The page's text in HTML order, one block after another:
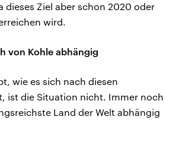
dieses Ziel aber schon 2020 oder
wird.
von Kohle abhängig
wie es sich nach diesen
ist die Situation nicht. Immer noch
Land der Welt abhängig